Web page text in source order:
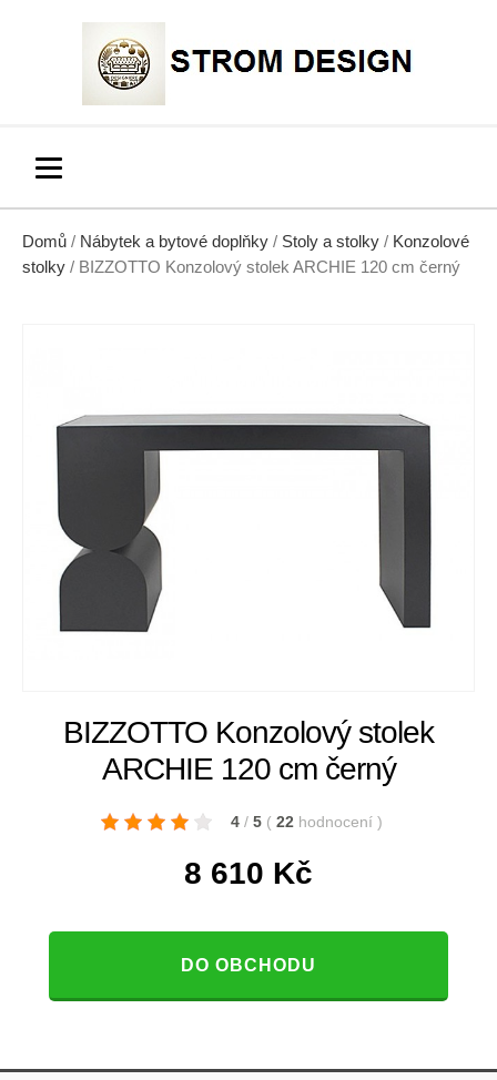
Domů / Nábytek a bytové doplňky / Stoly a stolky / Konzolové
stolky / BIZZOTTO Konzolový stolek ARCHIE 120 cm černý
BIZZOTTO Konzolový stolek
ARCHIE 120 cm černý
4 / 5 ( 22 hodnocení )
8 610 Kč
DO OBCHODU